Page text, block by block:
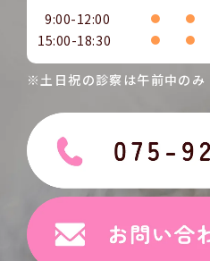
9:00-12:00 ● ●
15:00-18:30 ● ●
※土日祝の診察は午前中のみ